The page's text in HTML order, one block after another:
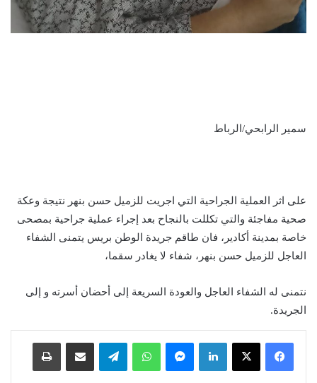
سمير الرابحي/الرباط
على اثر العملية الجراحية التي اجريت للزميل حسن بنهر نتيجة وعكة
صحية مفاجئة والتي تكللت بالنجاح بعد إجراء عملية جراحية بمصحى
خاصة بمدينة أكادير، فان طاقم جريدة الوطن بريس يتمنى الشفاء
العاجل للزميل حسن بنهر، شفاء لا يغادر سقما،
نتمنى له الشفاء العاجل والعودة السريعة إلى أحضان أسرته و إلى
الجريدة.
لينكدإن ماسنجر واتساب تيلقرام مشاركة عبر البريد طباعة